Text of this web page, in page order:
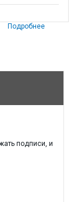
Подробнее
подписи, и